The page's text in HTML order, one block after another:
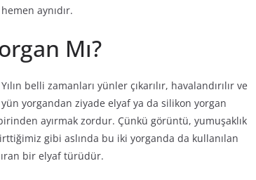
aynıdır.
Mı?
belli zamanları yünler çıkarılır, havalandırılır ve
yorgandan ziyade elyaf ya da silikon yorgan
ayırmak zordur. Çünkü görüntü, yumuşaklık
gibi aslında bu iki yorganda da kullanılan
bir elyaf türüdür.